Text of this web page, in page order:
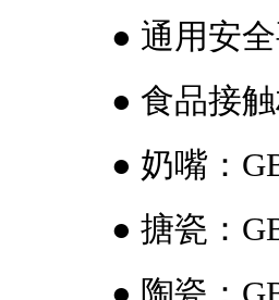
● 通用安
● 食品接
● 奶嘴：
● 搪瓷：